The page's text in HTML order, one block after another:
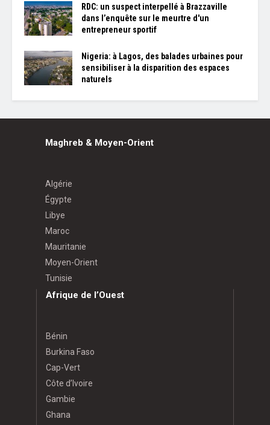
RDC: un suspect interpellé à Brazzaville
dans l’enquête sur le meurtre d'un
entrepreneur sportif
Nigeria: à Lagos, des balades urbaines pour
sensibiliser à la disparition des espaces
naturels
Maghreb & Moyen-Orient
Algérie
Égypte
Libye
Maroc
Mauritanie
Moyen-Orient
Tunisie
Afrique de l’Ouest
Bénin
Burkina Faso
Cap-Vert
Côte d’Ivoire
Gambie
Ghana